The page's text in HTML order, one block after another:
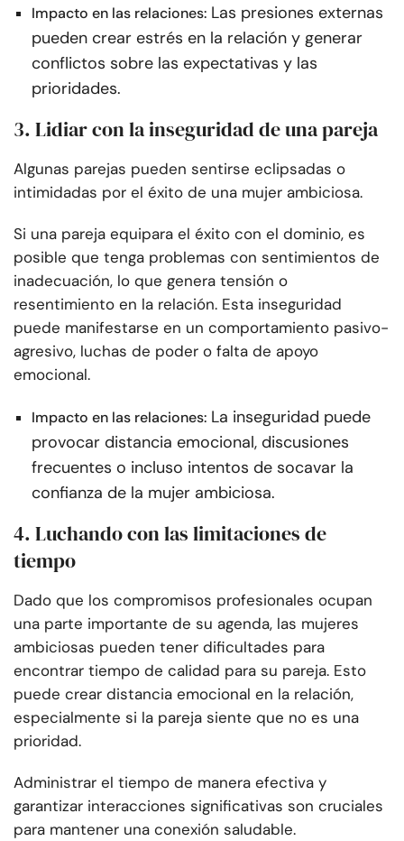
Impacto en las relaciones: Las presiones externas
pueden crear estrés en la relación y generar
conflictos sobre las expectativas y las
prioridades.
3. Lidiar con la inseguridad de una pareja
Algunas parejas pueden sentirse eclipsadas o
intimidadas por el éxito de una mujer ambiciosa.
Si una pareja equipara el éxito con el dominio, es
posible que tenga problemas con sentimientos de
inadecuación, lo que genera tensión o
resentimiento en la relación. Esta inseguridad
puede manifestarse en un comportamiento pasivo-
agresivo, luchas de poder o falta de apoyo
emocional.
Impacto en las relaciones: La inseguridad puede
provocar distancia emocional, discusiones
frecuentes o incluso intentos de socavar la
confianza de la mujer ambiciosa.
4. Luchando con las limitaciones de
tiempo
Dado que los compromisos profesionales ocupan
una parte importante de su agenda, las mujeres
ambiciosas pueden tener dificultades para
encontrar tiempo de calidad para su pareja. Esto
puede crear distancia emocional en la relación,
especialmente si la pareja siente que no es una
prioridad.
Administrar el tiempo de manera efectiva y
garantizar interacciones significativas son cruciales
para mantener una conexión saludable.